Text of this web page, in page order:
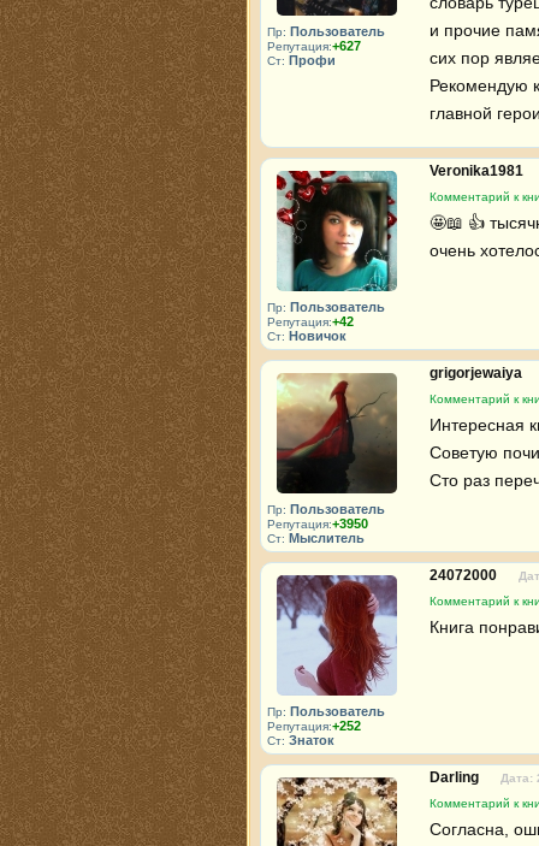
Пр: Пользователь
Репутация:+627
Ст: Профи
и прочие
сих пор
Рекомендую
главной
Пр: Пользователь
Репутация:+42
Ст: Новичок
Veronika1981
Комментарий к
🤩📖 👍
очень
Пр: Пользователь
Репутация:+3950
Ст: Мыслитель
grigorjewaiya
Комментарий к
Интересная
Советую
Сто раз
Пр: Пользователь
Репутация:+252
Ст: Знаток
24072000
Комментарий к
Книга
Darling
Дата:
Комментарий к
Согласна,